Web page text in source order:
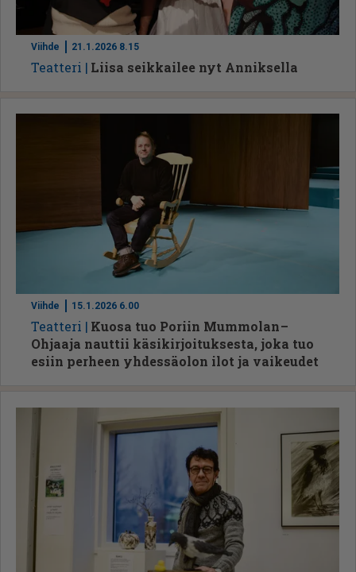
Viihde 21.1.2026 8.15
Te­at­te­ri Liisa seikkailee nyt Anniksella
Viihde 15.1.2026 6.00
Te­at­te­ri
Kuosa tuo Poriin Mummolan –
Ohjaaja nauttii käsikirjoituksesta, joka tuo
esiin perheen yhdessäolon ilot ja vaikeudet